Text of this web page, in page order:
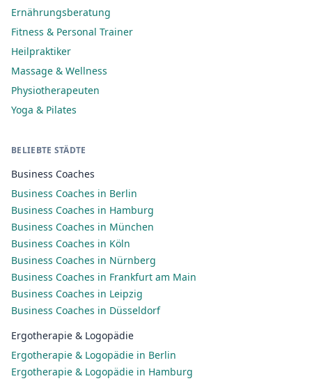
Ernährungsberatung
Fitness & Personal Trainer
Heilpraktiker
Massage & Wellness
Physiotherapeuten
Yoga & Pilates
BELIEBTE STÄDTE
Business Coaches
Business Coaches in Berlin
Business Coaches in Hamburg
Business Coaches in München
Business Coaches in Köln
Business Coaches in Nürnberg
Business Coaches in Frankfurt am Main
Business Coaches in Leipzig
Business Coaches in Düsseldorf
Ergotherapie & Logopädie
Ergotherapie & Logopädie in Berlin
Ergotherapie & Logopädie in Hamburg